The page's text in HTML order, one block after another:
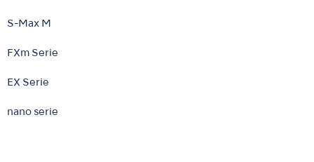
S-Max M
FXm Serie
EX Serie
nano serie